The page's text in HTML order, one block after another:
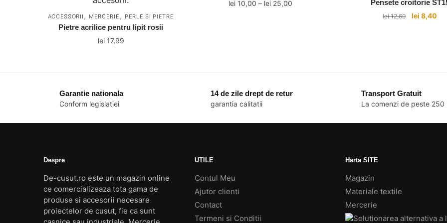
ACCESSORII , MERCERIE , PERLE SI PIETRE
Pietre acrilice pentru lipit rosii
lei17,99
mai
multe
în
pagina
produsului.
lei10,00 – lei25,00Interval
Opțiunile
pot
Pensete croitorie
lei12,60
Prețul
lei 8,40
Garantie nationala
Conform legislatiei
14 de zile drept de retur
garantia calitatii
Transport Gratuit
La comenzi de peste 250
Despre
De-cusut.ro este un magazin online
ce comercializeaza tota gama de
produse si accesorii necesare
proiectelor de cusut, fie ca sunt
UTILE
Contul Meu
Ajutor clienti
Contact
Termeni si Conditii
Harta SITE
Magazin
Materiale textile
Mercerie